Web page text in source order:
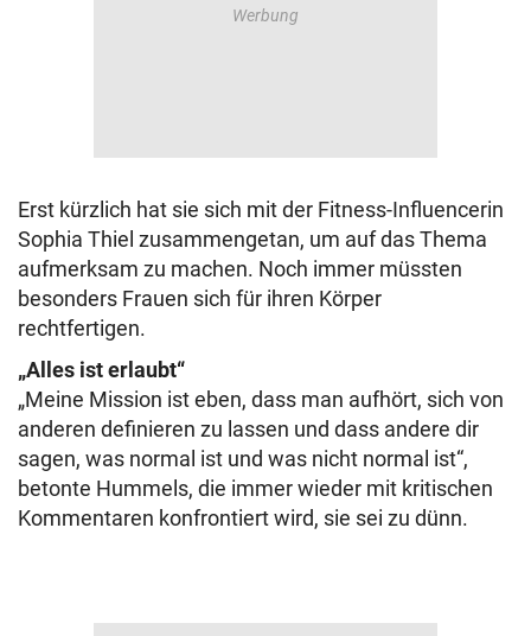
Erst kürzlich hat sie sich mit der Fitness-Influencerin
Sophia Thiel zusammengetan, um auf das Thema
aufmerksam zu machen. Noch immer müssten
besonders Frauen sich für ihren Körper
rechtfertigen.
„Alles ist erlaubt“
„Meine Mission ist eben, dass man aufhört, sich von
anderen definieren zu lassen und dass andere dir
sagen, was normal ist und was nicht normal ist“,
betonte Hummels, die immer wieder mit kritischen
Kommentaren konfrontiert wird, sie sei zu dünn.